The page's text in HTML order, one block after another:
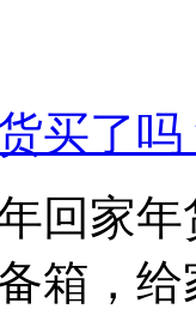
买了吗
回家
箱，